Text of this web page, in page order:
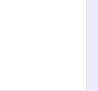
DE BLOC